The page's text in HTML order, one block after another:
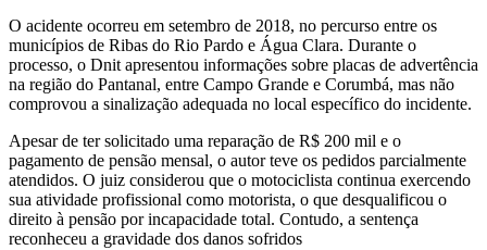
O acidente ocorreu em setembro de 2018, no percurso entre os
municípios de Ribas do Rio Pardo e Água Clara. Durante o
processo, o Dnit apresentou informações sobre placas de advertência
na região do Pantanal, entre Campo Grande e Corumbá, mas não
comprovou a sinalização adequada no local específico do incidente.
Apesar de ter solicitado uma reparação de R$ 200 mil e o
pagamento de pensão mensal, o autor teve os pedidos parcialmente
atendidos. O juiz considerou que o motociclista continua exercendo
sua atividade profissional como motorista, o que desqualificou o
direito à pensão por incapacidade total. Contudo, a sentença
reconheceu a gravidade dos danos sofridos